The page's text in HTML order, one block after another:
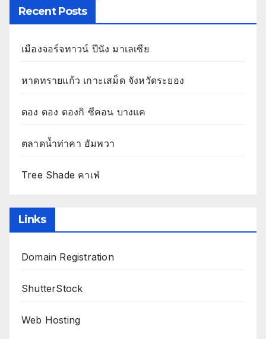
Recent Posts
เมืองจอร์จทาวน์ ปีนัง มาเลเซีย
หาดทรายแก้ว เกาะเสม็ด จังหวัดระยอง
ดอง ดอง ดองกิ ซีคอน บางแค
ตลาดน้ำท่าคา อัมพวา
Tree Shade คาเฟ่
Links
Domain Registration
ShutterStock
Web Hosting